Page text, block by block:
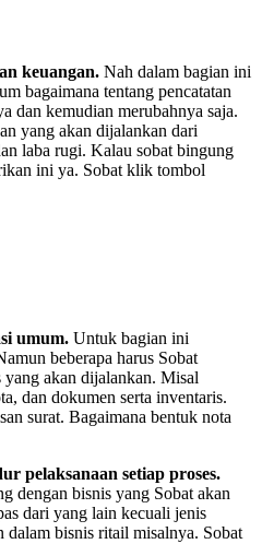
keuangan. Nah dalam bagian ini
bagaimana tentang pencatatan
dan kemudian merubahnya saja.
yang akan dijalankan dari
laba rugi. Kalau sobat bingung
ini ya. Sobat klik tombol
umum. Untuk bagian ini
beberapa harus Sobat
yang akan dijalankan. Misal
dan dokumen serta inventaris.
surat. Bagaimana bentuk nota
pelaksanaan setiap proses.
dengan bisnis yang Sobat akan
dari yang lain kecuali jenis
dalam bisnis ritail misalnya. Sobat